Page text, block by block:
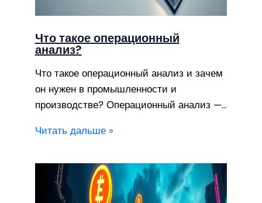
Что такое операционный
анализ?
Что такое операционный анализ и зачем
он нужен в промышленности и
производстве? Операционный анализ —…
Читать дальше »